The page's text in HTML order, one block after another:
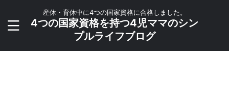
産休・育休中に4つの国家資格に合格しました。
4つの国家資格を持つ4児ママのシン
プルライフブログ